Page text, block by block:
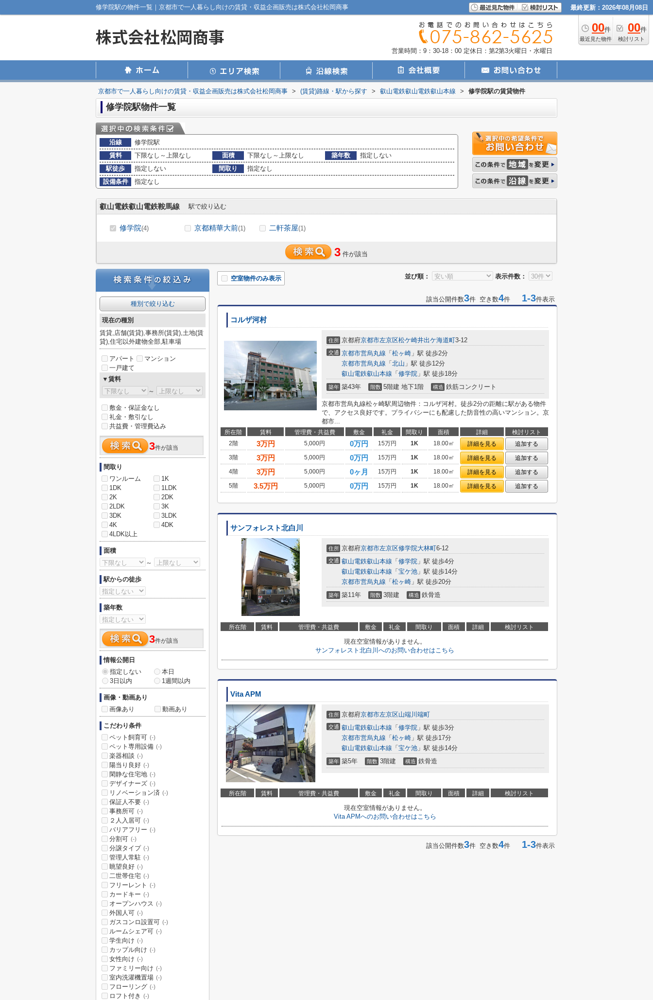
修学院駅の物件一覧｜京都市で一人暮らし向けの賃貸・収益企画販売は株式会社松岡商事 最終更新：2026年08月08日
00件
最近見た物件
00件
検討リスト
営業時間：9：30-18：00 定休日：第2第3火曜日・水曜日
京都市で一人暮らし向けの賃貸・収益企画販売は株式会社松岡商事 > (賃貸)路線・駅から探す > 叡山電鉄叡山電鉄叡山本線 > 修学院駅の賃貸物件
修学院駅物件一覧
沿線
修学院駅
賃料
下限なし～上限なし 面積 下限なし～上限なし 築年数
指定しない
駅徒歩
指定しない 間取り
指定なし
設備条件
指定なし
叡山電鉄叡山電鉄鞍馬線 駅で絞り込む
修学院(4) 京都精華大前(1) 二軒茶屋(1)
3 件が該当
並び順： 表示件数：
空室物件のみ表示
該当公開件数3件 空き数4件 1-3件表示
コルザ河村
住所 京都府京都市左京区松ケ崎井出ケ海道町3-12
交通 京都市営烏丸線 「 松ヶ崎 」駅 徒歩2分
京都市営烏丸線 「 北山 」駅 徒歩12分
叡山電鉄叡山本線 「 修学院 」駅 徒歩18分
築年 築43年 階数 5階建 地下1階 構造 鉄筋コンクリート
京都市営烏丸線松ヶ崎駅周辺物件：コルザ河村。徒歩2分の距離に駅がある物件
で、アクセス良好です。プライバシーにも配慮した防音性の高いマンション。京
都市...
所在階 賃料 管理費・共益費 敷金 礼金 間取り 面積 詳細
検討リスト
2階
3万円 5,000円 0万円 15万円 1K 18.00㎡ 詳細を見る
追加する
3階
3万円 5,000円 0万円 15万円 1K 18.00㎡ 詳細を見る
追加する
4階
3万円 5,000円 0ヶ月 15万円 1K 18.00㎡ 詳細を見る
追加する
5階
3.5万円 5,000円 0万円 15万円 1K 18.00㎡ 詳細を見る 追加する
サンフォレスト北白川
住所 京都府京都市左京区修学院大林町6-12
交通 叡山電鉄叡山本線 「 修学院 」駅 徒歩4分
叡山電鉄叡山本線 「 宝ケ池 」駅 徒歩14分
京都市営烏丸線 「 松ヶ崎 」駅 徒歩20分
築年 築11年 階数 3階建 構造 鉄骨造
所在階 賃料 管理費・共益費 敷金 礼金 間取り 面積 詳細 検討リスト
現在空室情報がありません。
サンフォレスト北白川へのお問い合わせはこちら
Vita APM
住所 京都府京都市左京区山端川端町
交通 叡山電鉄叡山本線 「 修学院 」駅 徒歩3分
京都市営烏丸線 「 松ヶ崎 」駅 徒歩17分
叡山電鉄叡山本線 「 宝ケ池 」駅 徒歩14分
築年 築5年 階数 3階建 構造 鉄骨造
所在階 賃料 管理費・共益費 敷金 礼金 間取り 面積 詳細 検討リスト
現在空室情報がありません。
Vita APMへのお問い合わせはこちら
該当公開件数3件 空き数4件 1-3件表示
種別で絞り込む
現在の種別
賃貸,店舗(賃貸),事務所(賃貸),土地(賃
貸),住宅以外建物全部,駐車場
アパート
マンション
一戸建て
▼賃料
～
敷金・保証金なし
礼金・敷引なし
共益費・管理費込み
3件が該当
間取り
ワンルーム
1K
1DK
1LDK
2K
2DK
2LDK
3K
3DK
3LDK
4K
4DK
4LDK以上
面積
～
駅からの徒歩
築年数
3件が該当
情報公開日
指定しない
本日
3日以内
1週間以内
画像・動画あり
画像あり
動画あり
こだわり条件
ペット飼育可 (-)
ペット専用設備 (-)
楽器相談 (-)
陽当り良好 (-)
閑静な住宅地 (-)
デザイナーズ (-)
リノベーション済 (-)
保証人不要 (-)
事務所可 (-)
２人入居可 (-)
バリアフリー (-)
分割可 (-)
分譲タイプ (-)
管理人常駐 (-)
眺望良好 (-)
二世帯住宅 (-)
フリーレント (-)
カードキー (-)
オープンハウス (-)
外国人可 (-)
ガスコンロ設置可 (-)
ルームシェア可 (-)
学生向け (-)
カップル向け (-)
女性向け (-)
ファミリー向け (-)
室内洗濯機置場 (-)
フローリング (-)
ロフト付き (-)